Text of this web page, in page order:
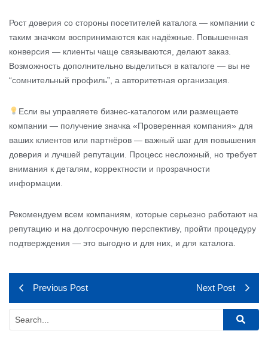
Рост доверия со стороны посетителей каталога — компании с
таким значком воспринимаются как надёжные. Повышенная
конверсия — клиенты чаще связываются, делают заказ.
Возможность дополнительно выделиться в каталоге — вы не
“сомнительный профиль”, а авторитетная организация.
Если вы управляете бизнес-каталогом или размещаете
компании — получение значка «Проверенная компания» для
ваших клиентов или партнёров — важный шаг для повышения
доверия и лучшей репутации. Процесс несложный, но требует
внимания к деталям, корректности и прозрачности
информации.
Рекомендуем всем компаниям, которые серьезно работают на
репутацию и на долгосрочную перспективу, пройти процедуру
подтверждения — это выгодно и для них, и для каталога.
Previous Post Next Post